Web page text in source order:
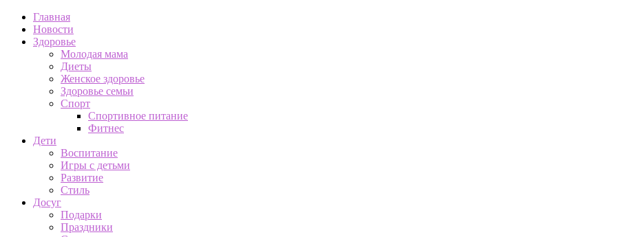
Главная
Новости
Здоровье
Молодая мама
Диеты
Женское здоровье
Здоровье семьи
Спорт
Спортивное питание
Фитнес
Дети
Воспитание
Игры с детьми
Развитие
Стиль
Досуг
Подарки
Праздники